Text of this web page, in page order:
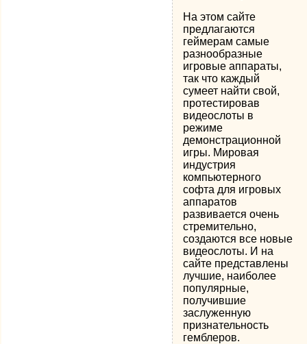
На этом сайте
предлагаются
геймерам самые
разнообразные
игровые аппараты,
так что каждый
сумеет найти свой,
протестировав
видеослоты в
режиме
демонстрационной
игры. Мировая
индустрия
компьютерного
софта для игровых
аппаратов
развивается очень
стремительно,
создаются все новые
видеослоты. И на
сайте представлены
лучшие, наиболее
популярные,
получившие
заслуженную
признательность
гемблеров.